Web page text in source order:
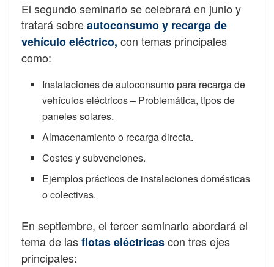
El segundo seminario se celebrará en junio y
tratará sobreautoconsumo y recarga de
vehículo eléctrico, con temas principales
como:
Instalaciones de autoconsumo para recarga de
vehículos eléctricos – Problemática, tipos de
paneles solares.
Almacenamiento o recarga directa.
Costes y subvenciones.
Ejemplos prácticos de instalaciones domésticas
o colectivas.
En septiembre, el tercer seminario abordará el
tema de lasflotas eléctricascon tres ejes
principales: